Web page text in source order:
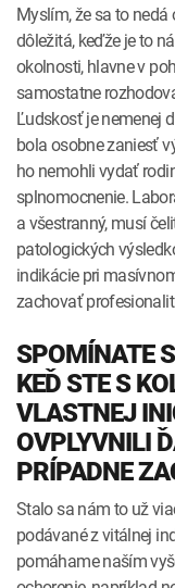
Myslím, že sa to
dôležitá, keďže je to
okolnosti, hlavne v
samostatne
Ľudskosť je nemenej
bola osobne zaniesť
ho nemohli vydať
splnomocnenie.
a všestranný, musí
patologických
indikácie pri
zachovať
SPOMÍNATE
KEĎ STE S
VLASTNEJ
OVPLYVNILI
PRÍPADNE
Stalo sa nám to už
podávané z vitálnej
pomáhame naším